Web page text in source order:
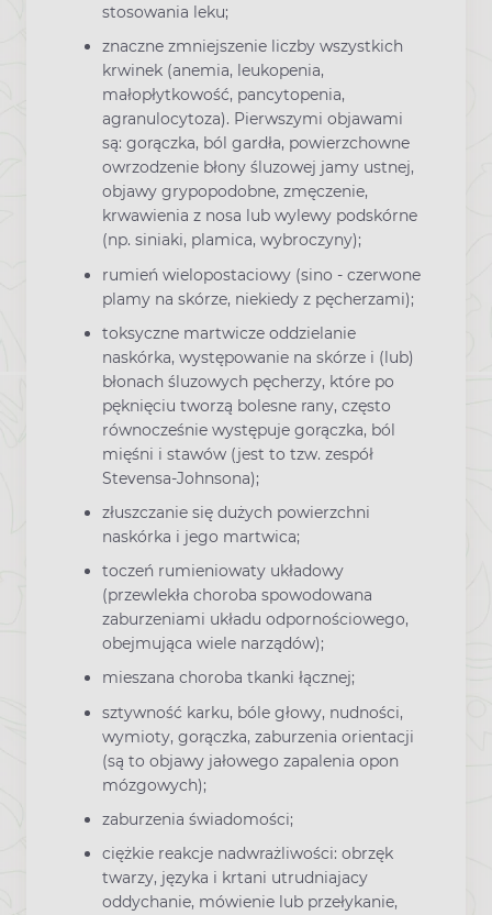
stosowania leku;
znaczne zmniejszenie liczby wszystkich
krwinek (anemia, leukopenia,
małopłytkowość, pancytopenia,
agranulocytoza). Pierwszymi objawami
są: gorączka, ból gardła, powierzchowne
owrzodzenie błony śluzowej jamy ustnej,
objawy grypopodobne, zmęczenie,
krwawienia z nosa lub wylewy podskórne
(np. siniaki, plamica, wybroczyny);
rumień wielopostaciowy (sino - czerwone
plamy na skórze, niekiedy z pęcherzami);
toksyczne martwicze oddzielanie
naskórka, występowanie na skórze i (lub)
błonach śluzowych pęcherzy, które po
pęknięciu tworzą bolesne rany, często
równocześnie występuje gorączka, ból
mięśni i stawów (jest to tzw. zespół
Stevensa-Johnsona);
złuszczanie się dużych powierzchni
naskórka i jego martwica;
toczeń rumieniowaty układowy
(przewlekła choroba spowodowana
zaburzeniami układu odpornościowego,
obejmująca wiele narządów);
mieszana choroba tkanki łącznej;
sztywność karku, bóle głowy, nudności,
wymioty, gorączka, zaburzenia orientacji
(są to objawy jałowego zapalenia opon
mózgowych);
zaburzenia świadomości;
ciężkie reakcje nadwrażliwości: obrzęk
twarzy, języka i krtani utrudniajacy
oddychanie, mówienie lub przełykanie,